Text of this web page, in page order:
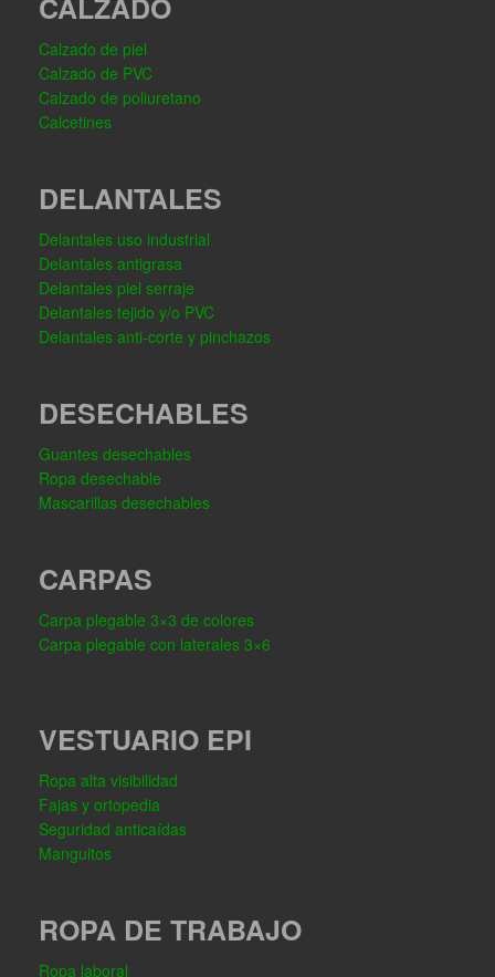
CALZADO
Calzado de piel
Calzado de PVC
Calzado de poliuretano
Calcetines
DELANTALES
Delantales uso industrial
Delantales antigrasa
Delantales piel serraje
Delantales tejido y/o PVC
Delantales anti-corte y pinchazos
DESECHABLES
Guantes desechables
Ropa desechable
Mascarillas desechables
CARPAS
Carpa plegable 3×3 de colores
Carpa plegable con laterales 3×6
VESTUARIO EPI
Ropa alta visibilidad
Fajas y ortopedia
Seguridad anticaídas
Manguitos
ROPA DE TRABAJO
Ropa laboral